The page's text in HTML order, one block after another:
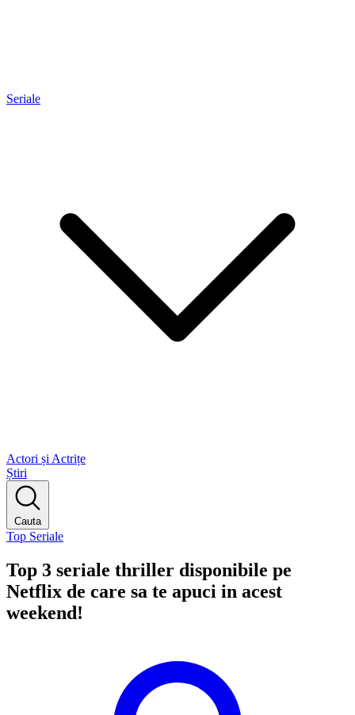
Seriale
Actori și Actrițe
Știri
Cauta
Top Seriale
Top 3 seriale thriller disponibile pe
Netflix de care sa te apuci in acest
weekend!